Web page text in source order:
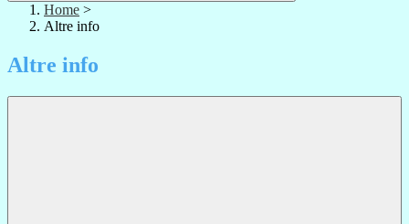
Home >
Altre info
Altre info